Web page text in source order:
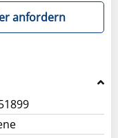
anfordern